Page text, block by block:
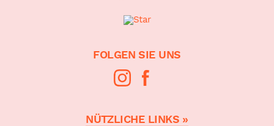
FOLGEN SIE UNS
NÜTZLICHE LINKS »